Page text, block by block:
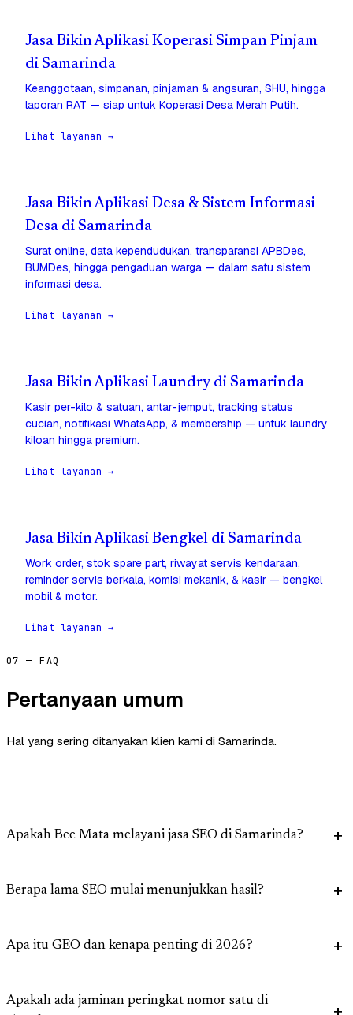
Jasa Bikin Aplikasi Koperasi Simpan Pinjam
di Samarinda
Keanggotaan, simpanan, pinjaman & angsuran, SHU, hingga
laporan RAT — siap untuk Koperasi Desa Merah Putih.
Lihat layanan →
Jasa Bikin Aplikasi Desa & Sistem Informasi
Desa di Samarinda
Surat online, data kependudukan, transparansi APBDes,
BUMDes, hingga pengaduan warga — dalam satu sistem
informasi desa.
Lihat layanan →
Jasa Bikin Aplikasi Laundry di Samarinda
Kasir per-kilo & satuan, antar-jemput, tracking status
cucian, notifikasi WhatsApp, & membership — untuk laundry
kiloan hingga premium.
Lihat layanan →
Jasa Bikin Aplikasi Bengkel di Samarinda
Work order, stok spare part, riwayat servis kendaraan,
reminder servis berkala, komisi mekanik, & kasir — bengkel
mobil & motor.
Lihat layanan →
07 — FAQ
Pertanyaan umum
Hal yang sering ditanyakan klien kami di Samarinda.
Apakah Bee Mata melayani jasa SEO di Samarinda?
Berapa lama SEO mulai menunjukkan hasil?
Apa itu GEO dan kenapa penting di 2026?
Apakah ada jaminan peringkat nomor satu di